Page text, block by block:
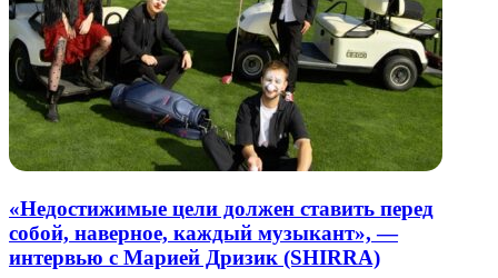
«Недостижимые цели должен ставить перед
собой, наверное, каждый музыкант», —
интервью с Марией Дризик (SHIRRA)